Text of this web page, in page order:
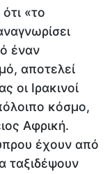
«το
έναν
αποτελεί
οι Ιρακινοί
κόσμο,
Αφρική.
έχουν από
ταξιδέψουν